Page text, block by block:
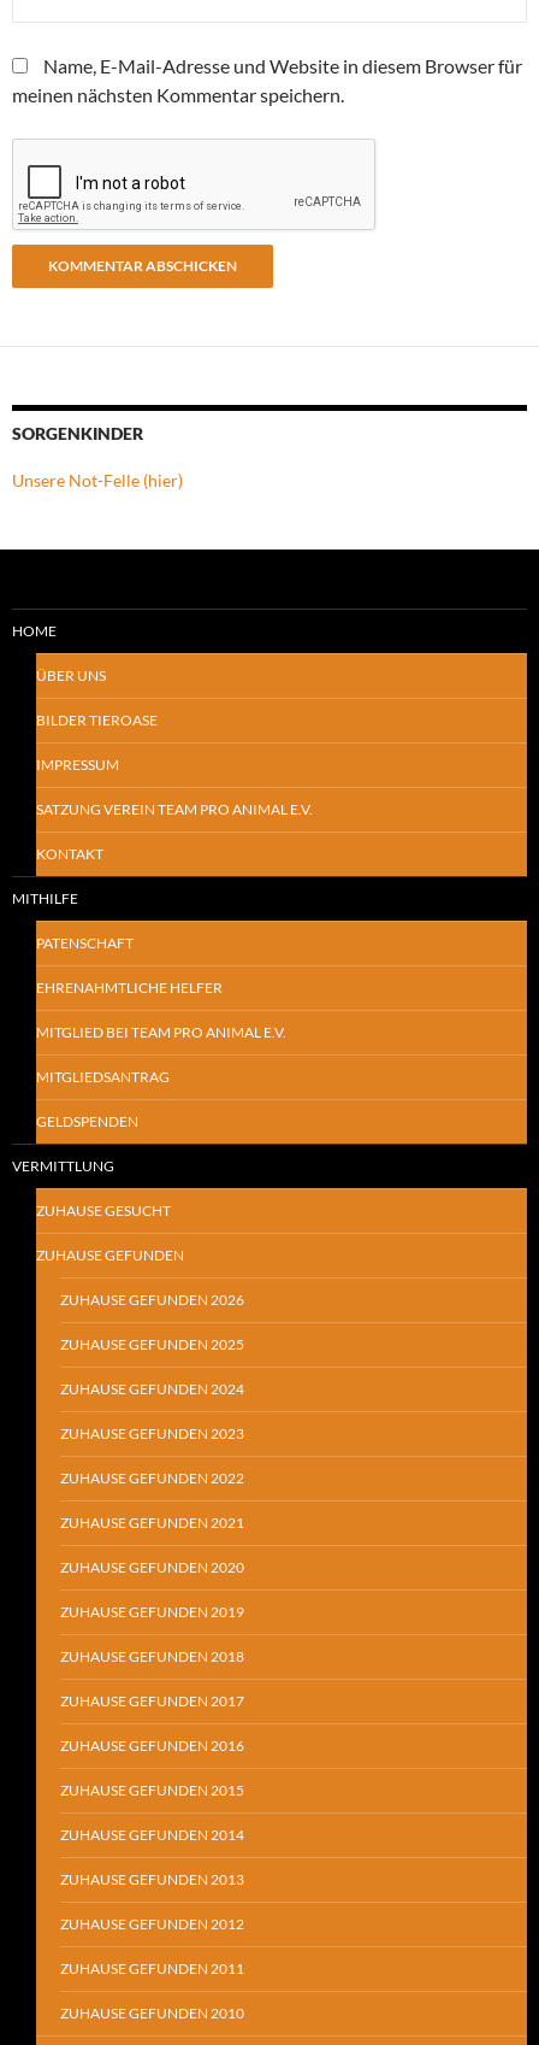
Name, E-Mail-Adresse und Website in diesem Browser für
meinen nächsten Kommentar speichern.
SORGENKINDER
Unsere Not-Felle (hier)
HOME
ÜBER UNS
BILDER TIEROASE
IMPRESSUM
SATZUNG VEREIN TEAM PRO ANIMAL E.V.
KONTAKT
MITHILFE
PATENSCHAFT
EHRENAHMTLICHE HELFER
MITGLIED BEI TEAM PRO ANIMAL E.V.
MITGLIEDSANTRAG
GELDSPENDEN
VERMITTLUNG
ZUHAUSE GESUCHT
ZUHAUSE GEFUNDEN
ZUHAUSE GEFUNDEN 2026
ZUHAUSE GEFUNDEN 2025
ZUHAUSE GEFUNDEN 2024
ZUHAUSE GEFUNDEN 2023
ZUHAUSE GEFUNDEN 2022
ZUHAUSE GEFUNDEN 2021
ZUHAUSE GEFUNDEN 2020
ZUHAUSE GEFUNDEN 2019
ZUHAUSE GEFUNDEN 2018
ZUHAUSE GEFUNDEN 2017
ZUHAUSE GEFUNDEN 2016
ZUHAUSE GEFUNDEN 2015
ZUHAUSE GEFUNDEN 2014
ZUHAUSE GEFUNDEN 2013
ZUHAUSE GEFUNDEN 2012
ZUHAUSE GEFUNDEN 2011
ZUHAUSE GEFUNDEN 2010